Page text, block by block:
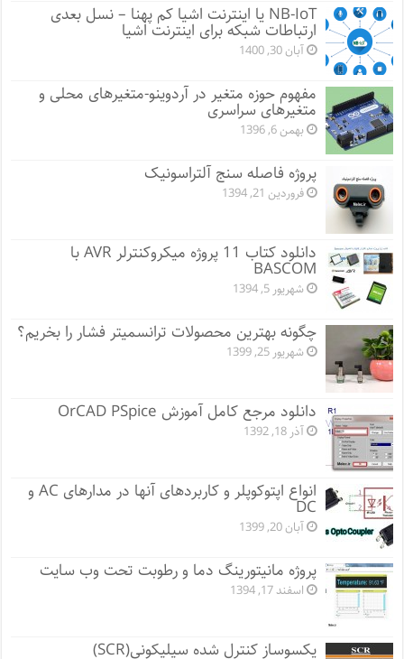
NB-IoT یا اینترنت اشیا کم پهنا – نسل بعدی
ارتباطات شبکه برای اینترنت اشیا
آبان 30, 1400
مفهوم حوزه متغیر در آردوینو-متغیرهای محلی و
متغیرهای سراسری
بهمن 6, 1396
پروژه فاصله سنج آلتراسونیک
فروردین 21, 1394
دانلود کتاب 11 پروژه میکروکنترلر AVR با
BASCOM
شهریور 5, 1394
چگونه بهترین محصولات ترانسمیتر فشار را بخریم؟
شهریور 25, 1399
دانلود مرجع کامل آموزش OrCAD PSpice
آذر 18, 1392
انواع اپتوکوپلر و کاربردهای آنها در مدارهای AC و
DC
آبان 20, 1399
پروژه مانيتورينگ دما و رطوبت تحت وب سایت
اسفند 17, 1394
یکسوساز کنترل شده سیلیکونی(SCR)